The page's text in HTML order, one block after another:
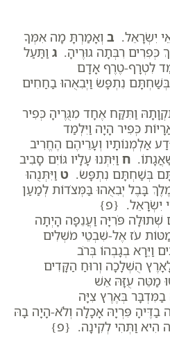
יִשְׂרָאֵל. ב וְאָמַרְתָּ מָה אִמְּךָ
כְּפִרִים רִבְּתָה גוּרֶיהָ. ג וַתַּעַל
לִטְרָף-טֶרֶף אָדָם
בְּשַׁחְתָּם נִתְפָּשׂ וַיְבִאֻהוּ בַחַחִים
וַתִּקַּח אֶחָד מִגֻּרֶיהָ כְּפִיר
כְּפִיר הָיָה וַיִּלְמַד
אַלְמְנוֹתָיו וְעָרֵיהֶם הֶחֱרִיב
ח וַיִּתְּנוּ עָלָיו גּוֹיִם סָבִיב
בְּשַׁחְתָּם נִתְפָּשׂ. ט וַיִּתְּנֻהוּ
בָּבֶל יְבִאֻהוּ בַּמְּצֹדוֹת לְמַעַן
יִשְׂרָאֵל. {פ}
פֹּרִיָּה וַעֲנֵפָה הָיְתָה
מַטּוֹת עֹז אֶל-שִׁבְטֵי מֹשְׁלִים
וַיֵּרָא בְגָבְהוֹ בְּרֹב
הֻשְׁלָכָה וְרוּחַ הַקָּדִים
מַטֵּה עֻזָּהּ אֵשׁ
בְּאֶרֶץ צִיָּה
פִּרְיָהּ אָכָלָה וְלֹא-הָיָה בָהּ
הִיא וַתְּהִי לְקִינָה. {פ}